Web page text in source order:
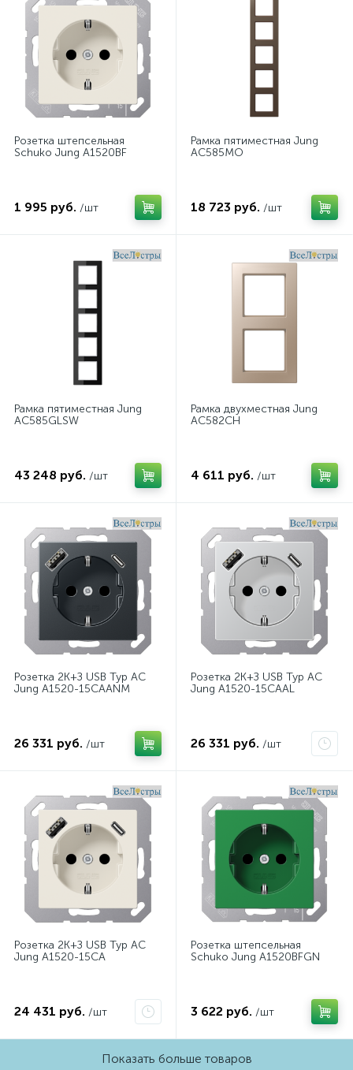
Розетка штепсельная
Schuko Jung A1520BF
1 995 руб. /шт
Рамка пятиместная Jung
AC585MO
18 723 руб. /шт
Рамка пятиместная Jung
AC585GLSW
43 248 руб. /шт
Рамка двухместная Jung
AC582CH
4 611 руб. /шт
Розетка 2K+З USB Typ AC
Jung A1520-15CAANM
26 331 руб. /шт
Розетка 2K+З USB Typ AC
Jung A1520-15CAAL
26 331 руб. /шт
Розетка 2K+З USB Typ AC
Jung A1520-15CA
24 431 руб. /шт
Розетка штепсельная
Schuko Jung A1520BFGN
3 622 руб. /шт
Показать больше товаров